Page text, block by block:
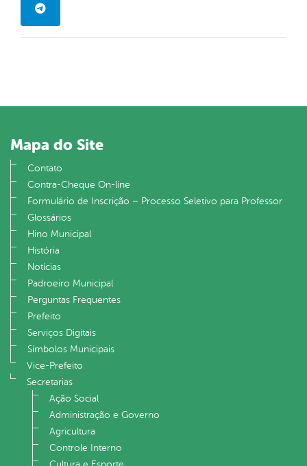
Mapa do Site
Contato
Contra-Cheque On-line
Formulário de Inscrição – Processo Seletivo para Professor
Glossários
Hino Municipal
História
Notícias
Padroeiro Municipal
Perguntas Frequentes
Prefeito
Serviços Digitais
Símbolos Municipais
Vice-Prefeito
Secretarias
Ação Social
Administração e Governo
Agricultura
Controle Interno